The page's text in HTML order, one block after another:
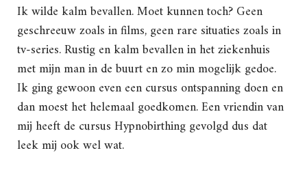
Ik wilde kalm bevallen. Moet kunnen toch? Geen
geschreeuw zoals in films, geen rare situaties zoals in
tv-series. Rustig en kalm bevallen in het ziekenhuis
met mijn man in de buurt en zo min mogelijk gedoe.
Ik ging gewoon even een cursus ontspanning doen en
dan moest het helemaal goedkomen. Een vriendin van
mij heeft de cursus Hypnobirthing gevolgd dus dat
leek mij ook wel wat.